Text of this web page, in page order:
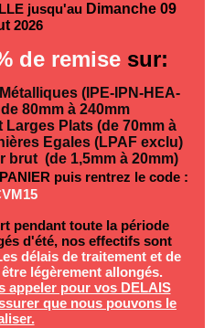
jusqu'au Dimanche 09
2026
de remise sur:
(IPE-IPN-HEA-
80mm à 240mm
Larges Plats (de 70mm à
Egales (LPAF exclu)
brut (de 1,5mm à 20mm)
puis rentrez le code :
pendant toute la période
d'été, nos effectifs sont
délais de traitement et de
légèrement allongés.
appeler pour vos DELAIS
que nous pouvons le